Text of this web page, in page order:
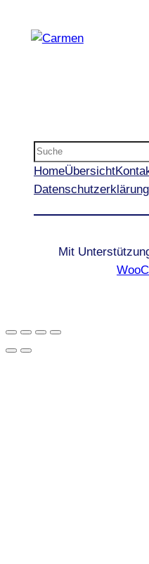
Suche
HomeÜbersicht
Datenschutzerklärung
Mit